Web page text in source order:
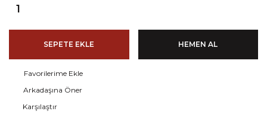
SEPETE EKLE HEMEN AL
Arkadaşına Öner
Karşılaştır